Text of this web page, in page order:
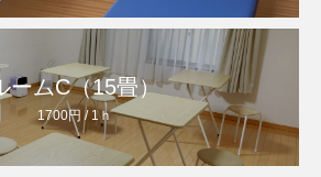
ームC（15畳）
1700円 / 1ｈ